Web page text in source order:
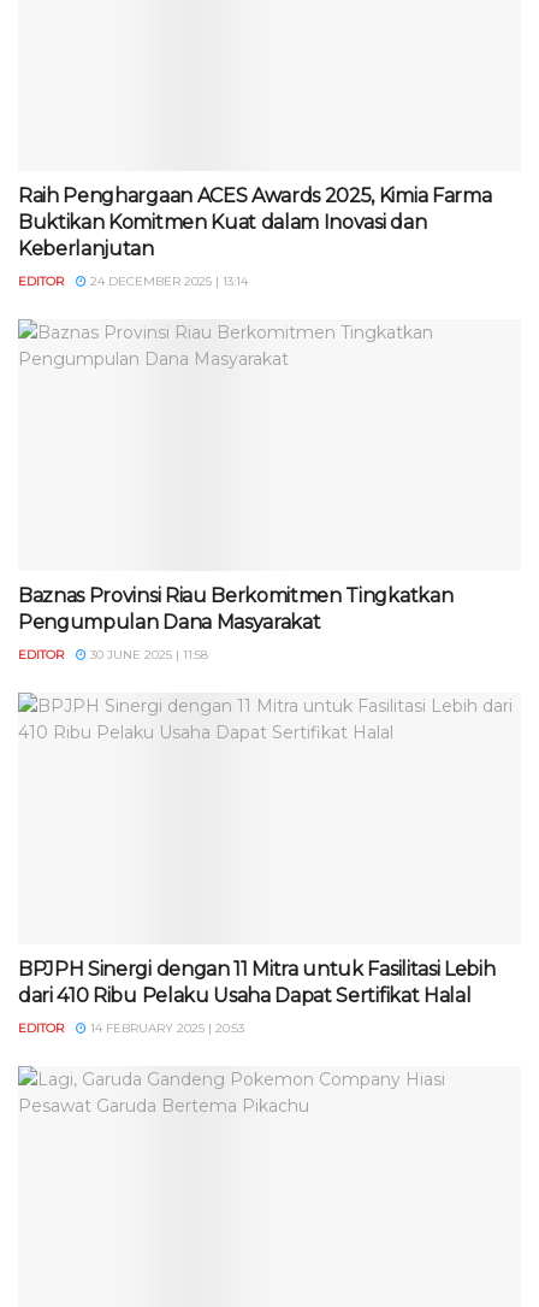
Raih Penghargaan ACES Awards 2025, Kimia Farma
Buktikan Komitmen Kuat dalam Inovasi dan
Keberlanjutan
EDITOR 24 DECEMBER 2025 | 13:14
Baznas Provinsi Riau Berkomitmen Tingkatkan
Pengumpulan Dana Masyarakat
EDITOR 30 JUNE 2025 | 11:58
BPJPH Sinergi dengan 11 Mitra untuk Fasilitasi Lebih
dari 410 Ribu Pelaku Usaha Dapat Sertifikat Halal
EDITOR 14 FEBRUARY 2025 | 20:53